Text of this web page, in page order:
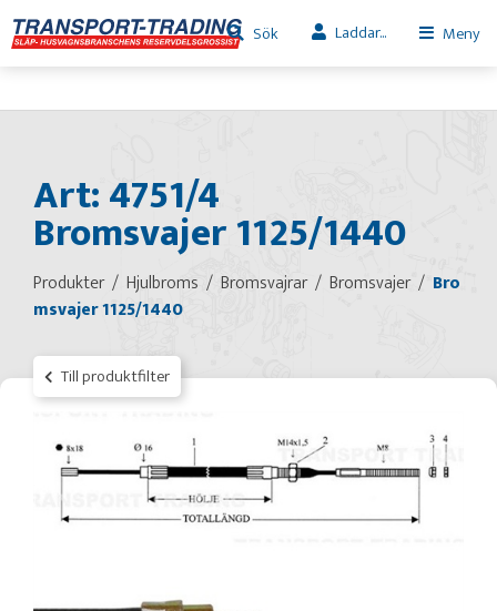
Sök Laddar... Meny
Art: 4751/4
Bromsvajer 1125/1440
Produkter Hjulbroms Bromsvajrar Bromsvajer
Bro
msvajer 1125/1440
Till produktfilter